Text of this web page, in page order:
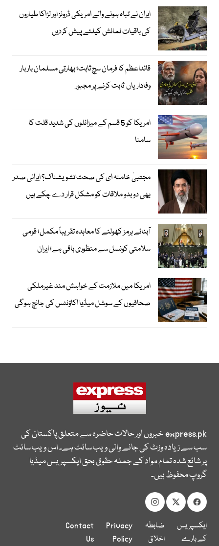
ایران نے تباہ ہونے والے امریکی ڈرونز اور لڑاکا طیاروں
کی باقیات نمائش کیلئے پیش کردیں
قائداعظم کا فرمان سچ ثابت؛ بھارتی مسلمان بار بار
وفاداریاں ثابت کرنے پر مجبور
امریکا کو 5 قسم کے میزائلوں کی شدید قلت کا
سامنا
مجتبیٰ خامنہ ای کی صحت تشویشناک؟ ایرانی صدر
بھی دوبدو ملاقات کو مشکل قرار دے چکے ہیں
آبنائے ہرمز کھولنے کا معاہدہ تقریباً مکمل؛ قومی
سلامتی کونسل سے منظوری باقی ہے؛ ایران
امریکا میں ملازمت کے خواہش مند غیرملکی
صحافیوں کے سوشل میڈیا اکاؤنٹس کی جانچ ہوگی
express.pkخبروں اور حالات حاضرہ سے متعلق پاکستان کی
سب سے زیادہ وزٹ کی جانے والی ویب سائٹ ہے۔ اس ویب سائٹ
پر شائع شدہ تمام مواد کے جملہ حقوق بحق ایکسپریس میڈیا
گروپ محفوظ ہیں۔
ایکسپریس
کے بارے
ضابطہ
اخلاق
Privacy
Policy
Contact
Us